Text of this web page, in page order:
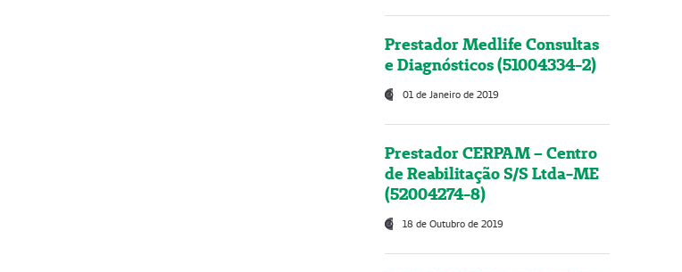
Prestador Medlife Consultas
e Diagnósticos (51004334-2)
01 de Janeiro de 2019
Prestador CERPAM – Centro
de Reabilitação S/S Ltda-ME
(52004274-8)
18 de Outubro de 2019